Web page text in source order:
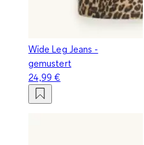
Wide Leg Jeans -
gemustert
24,99 €